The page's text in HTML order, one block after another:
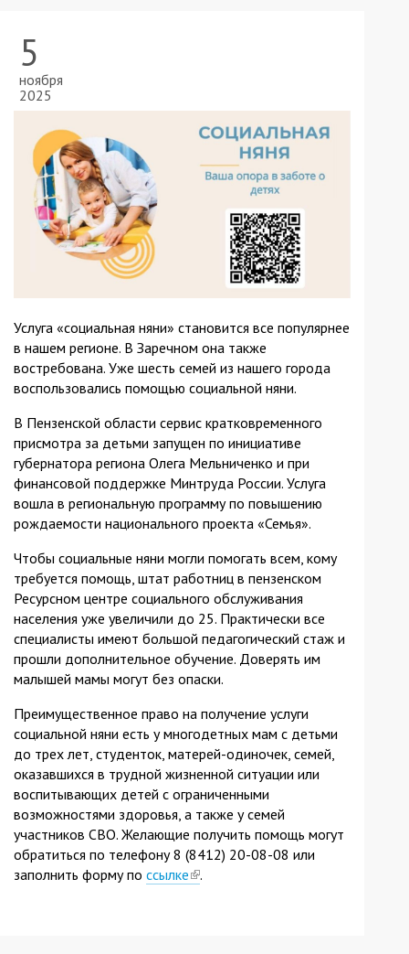
5
ноября
2025
Услуга «социальная няни» становится все популярнее
в нашем регионе. В Заречном она также
востребована. Уже шесть семей из нашего города
воспользовались помощью социальной няни.
В Пензенской области сервис кратковременного
присмотра за детьми запущен по инициативе
губернатора региона Олега Мельниченко и при
финансовой поддержке Минтруда России. Услуга
вошла в региональную программу по повышению
рождаемости национального проекта «Семья».
Чтобы социальные няни могли помогать всем, кому
требуется помощь, штат работниц в пензенском
Ресурсном центре социального обслуживания
населения уже увеличили до 25. Практически все
специалисты имеют большой педагогический стаж и
прошли дополнительное обучение. Доверять им
малышей мамы могут без опаски.
Преимущественное право на получение услуги
социальной няни есть у многодетных мам с детьми
до трех лет, студенток, матерей-одиночек, семей,
оказавшихся в трудной жизненной ситуации или
воспитывающих детей с ограниченными
возможностями здоровья, а также у семей
участников СВО. Желающие получить помощь могут
обратиться по телефону 8 (8412) 20-08-08 или
заполнить форму по ссылке(link
.